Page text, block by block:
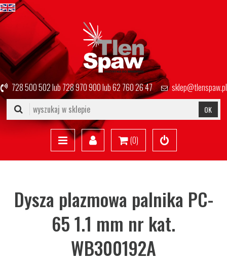
728 500 502lub728 970 900lub62 760 26 47 sklep@tlenspaw.pl
OK
(0)
Dysza plazmowa palnika PC-
65 1.1 mm nr kat.
WB300192A